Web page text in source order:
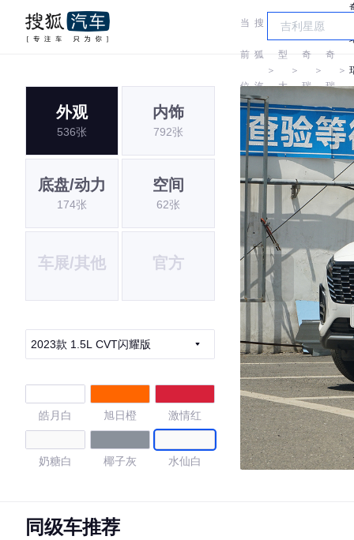
当
前
位
置:
搜
狐
汽
车
＞
车
型
大
全
＞
奇
瑞
＞
奇
瑞
＞
外观
536张
内饰
792张
底盘/动力
174张
空间
62张
车展/其他 官方
2023款 1.5L CVT闪耀版
皓月白 旭日橙 激情红
奶糖白 椰子灰 水仙白
4.54
同级车推荐